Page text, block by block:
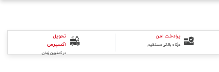
تحویل
اکسپرس
در کمترین زمان
پرادخت امن
درگاه بانکی مستقیم